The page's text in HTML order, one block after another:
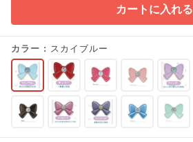
カートに入れる
カラー スカイブルー